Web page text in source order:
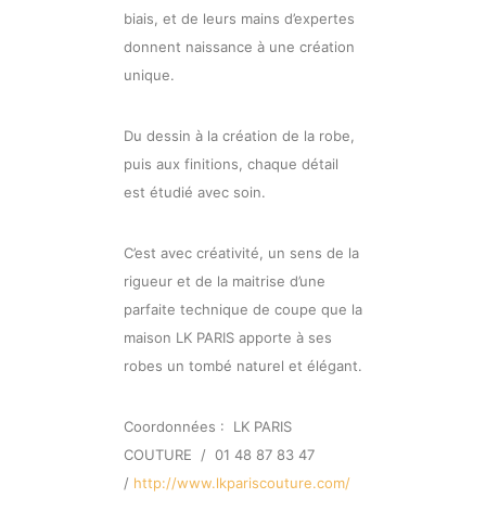
biais, et de leurs mains d’expertes
donnent naissance à une création
unique.
Du dessin à la création de la robe,
puis aux finitions, chaque détail
est étudié avec soin.
C’est avec créativité, un sens de la
rigueur et de la maitrise d’une
parfaite technique de coupe que la
maison LK PARIS apporte à ses
robes un tombé naturel et élégant.
Coordonnées : LK PARIS
COUTURE / 01 48 87 83 47
/ http://www.lkpariscouture.com/